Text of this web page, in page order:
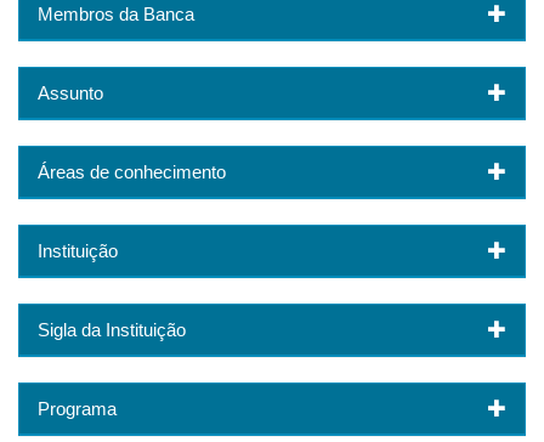
Membros da Banca
Assunto
Áreas de conhecimento
Instituição
Sigla da Instituição
Programa